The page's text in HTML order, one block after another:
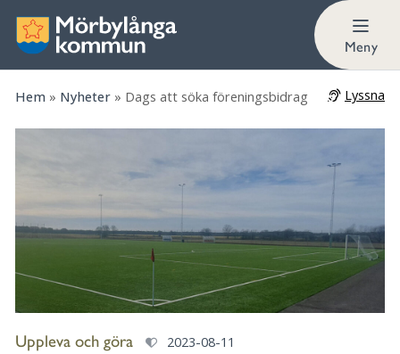
Meny
Hem » Nyheter » Dags att söka föreningsbidrag Lyssna
Uppleva och göra 2023-08-11